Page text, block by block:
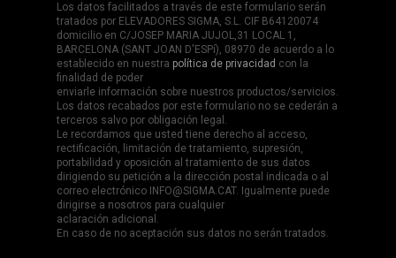
Los datos facilitados a través de este formulario serán
tratados por ELEVADORES SIGMA, S.L. CIF B64120074
domicilio en C/JOSEP MARIA JUJOL,31 LOCAL 1,
BARCELONA (SANT JOAN D'ESPí), 08970 de acuerdo a lo
establecido en nuestra política de privacidad con la
finalidad de poder
enviarle información sobre nuestros productos/servicios.
Los datos recabados por este formulario no se cederán a
terceros salvo por obligación legal.
Le recordamos que usted tiene derecho al acceso,
rectificación, limitación de tratamiento, supresión,
portabilidad y oposición al tratamiento de sus datos
dirigiendo su petición a la dirección postal indicada o al
correo electrónico INFO@SIGMA.CAT. Igualmente puede
dirigirse a nosotros para cualquier
aclaración adicional.
En caso de no aceptación sus datos no serán tratados.